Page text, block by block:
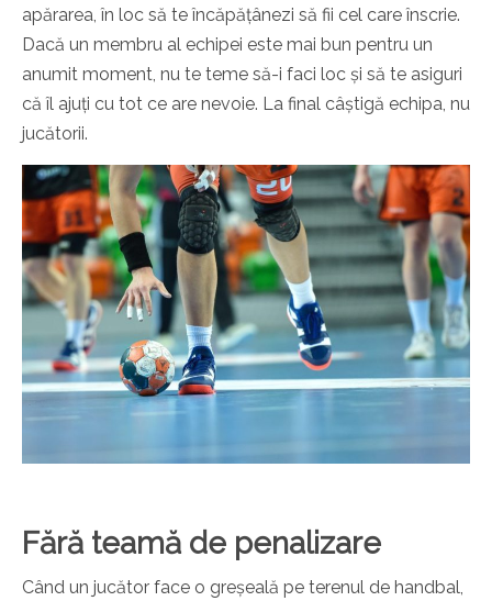
apărarea, în loc să te încăpățânezi să fii cel care înscrie.
Dacă un membru al echipei este mai bun pentru un
anumit moment, nu te teme să-i faci loc și să te asiguri
că îl ajuți cu tot ce are nevoie. La final câștigă echipa, nu
jucătorii.
Fără teamă de penalizare
Când un jucător face o greșeală pe terenul de handbal,